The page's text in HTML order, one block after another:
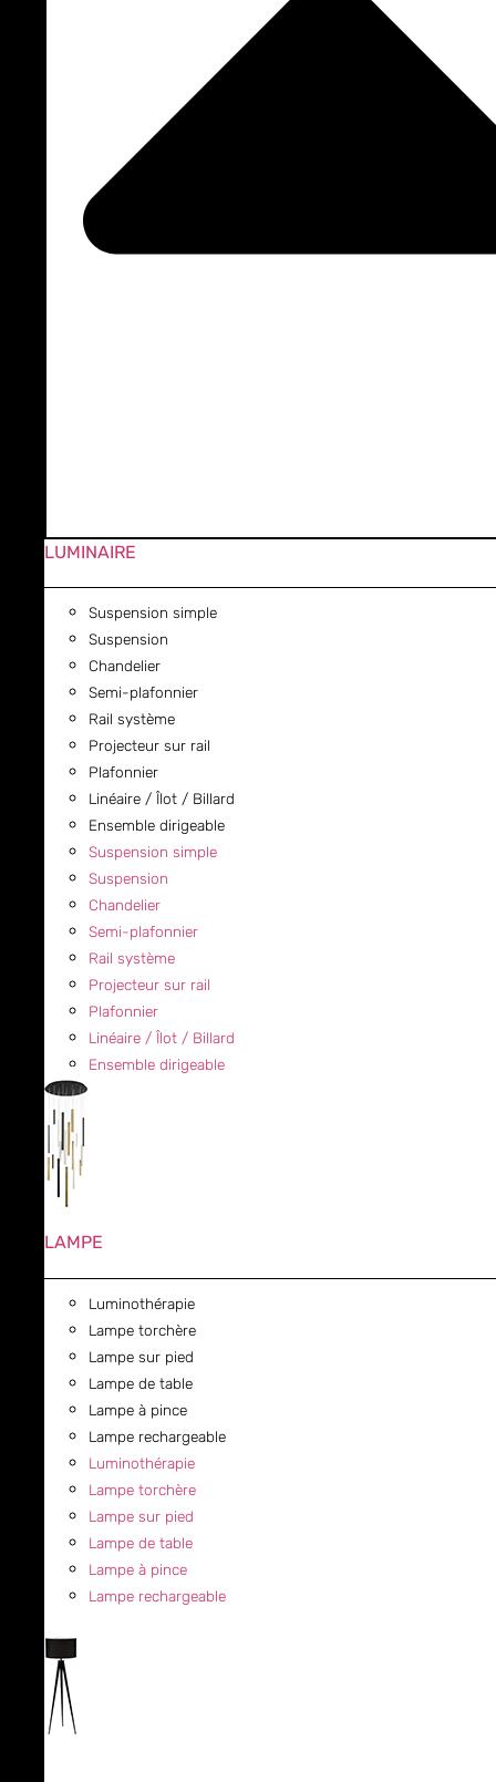
LUMINAIRE
Suspension simple
Suspension
Chandelier
Semi-plafonnier
Rail système
Projecteur sur rail
Plafonnier
Linéaire / Îlot / Billard
Ensemble dirigeable
Suspension simple
Suspension
Chandelier
Semi-plafonnier
Rail système
Projecteur sur rail
Plafonnier
Linéaire / Îlot / Billard
Ensemble dirigeable
LAMPE
Luminothérapie
Lampe torchère
Lampe sur pied
Lampe de table
Lampe à pince
Lampe rechargeable
Luminothérapie
Lampe torchère
Lampe sur pied
Lampe de table
Lampe à pince
Lampe rechargeable